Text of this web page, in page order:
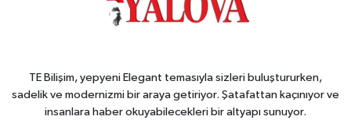
TE Bilişim, yepyeni Elegant temasıyla sizleri buluştururken,
sadelik ve modernizmi bir araya getiriyor. Şatafattan kaçınıyor ve
insanlara haber okuyabilecekleri bir altyapı sunuyor.